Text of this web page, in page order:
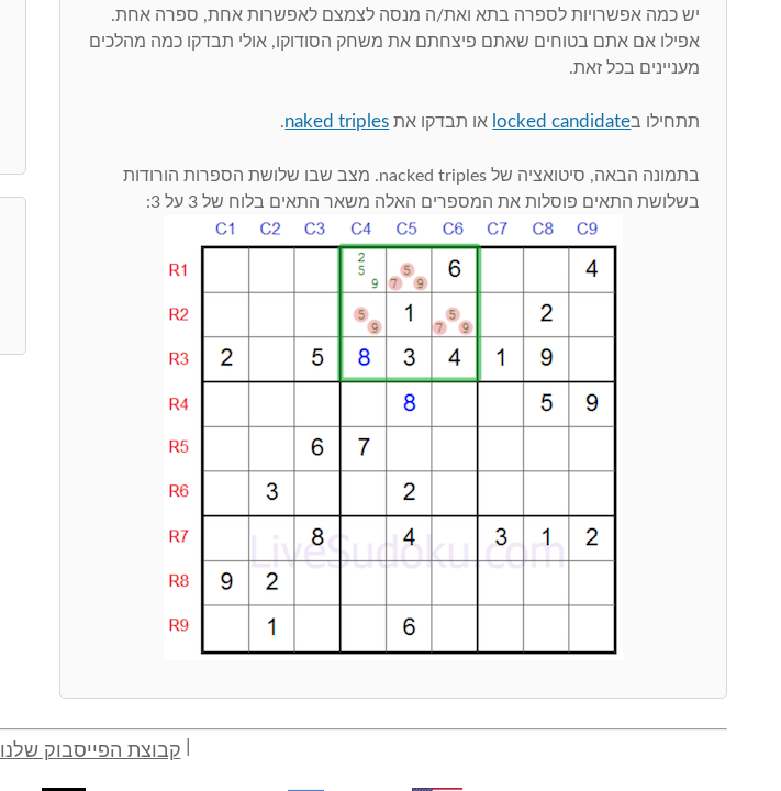
יש כמה אפשרויות לספרה בתא ואת/ה מנסה לצמצם לאפשרות אחת, ספרה אחת.
אפילו אם אתם בטוחים שאתם פיצחתם את משחק הסודוקו, אולי תבדקו כמה מהלכים
מעניינים בכל זאת.
תתחילו בlocked candidate או תבדקו את naked triples
.
בתמונה הבאה, סיטואציה של nacked triples. מצב שבו שלושת הספרות הורודות
בשלושת התאים פוסלות את המספרים האלה משאר התאים בלוח של 3 על 3:
קבוצת הפייסבוק שלנו